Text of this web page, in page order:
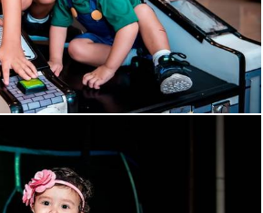
1096 129